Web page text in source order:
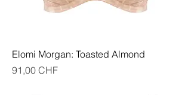
Elomi Morgan: Toasted Almond
Preis
91,00 CHF